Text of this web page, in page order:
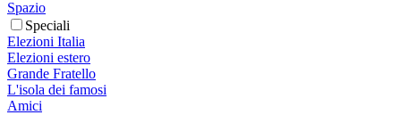
Spazio
Speciali
Elezioni Italia
Elezioni estero
Grande Fratello
L'isola dei famosi
Amici